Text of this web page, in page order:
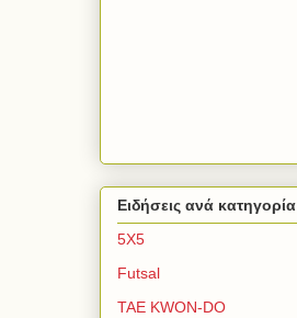
Ειδήσεις ανά κατηγορία
5Χ5
Futsal
TAE KWON-DO